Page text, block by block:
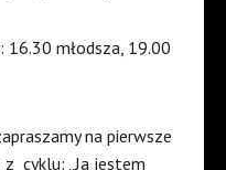
młodsza, 19.00
na pierwsze
cyklu: „Ja jestem